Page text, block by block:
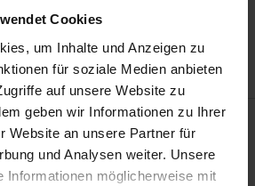
Cookies
um Inhalte und Anzeigen zu
für soziale Medien anbieten
auf unsere Website zu
geben wir Informationen zu Ihrer
Website an unsere Partner für
und Analysen weiter. Unsere
Informationen möglicherweise mit
die weder bestehende